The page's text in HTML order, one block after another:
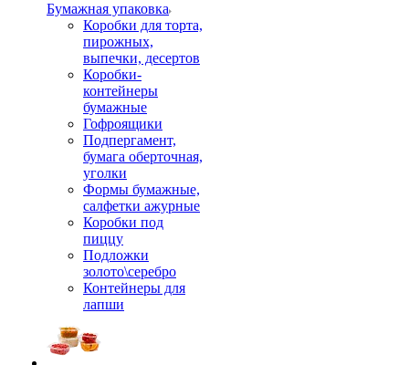
Бумажная упаковка
Коробки для торта,
пирожных,
выпечки, десертов
Коробки-
контейнеры
бумажные
Гофроящики
Подпергамент,
бумага оберточная,
уголки
Формы бумажные,
салфетки ажурные
Коробки под
пиццу
Подложки
золото\серебро
Контейнеры для
лапши